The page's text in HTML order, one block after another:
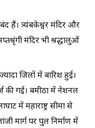
त्र्यंबकेश्वर मंदिर और
मंदिर भी श्रद्धालुओं
जिलों में बारिश हुई।
की गई। बमीठा में नेशनल
में महाराष्ट्र सीमा से
मार्ग पर पुल निर्माण में